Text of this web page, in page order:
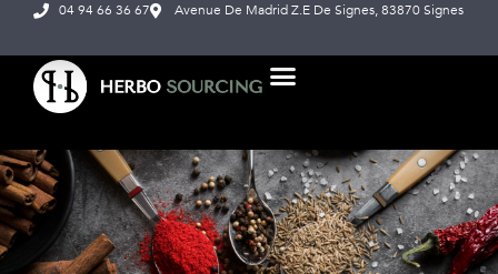
04 94 66 36 67 Avenue De Madrid Z.E De Signes, 83870 Signes